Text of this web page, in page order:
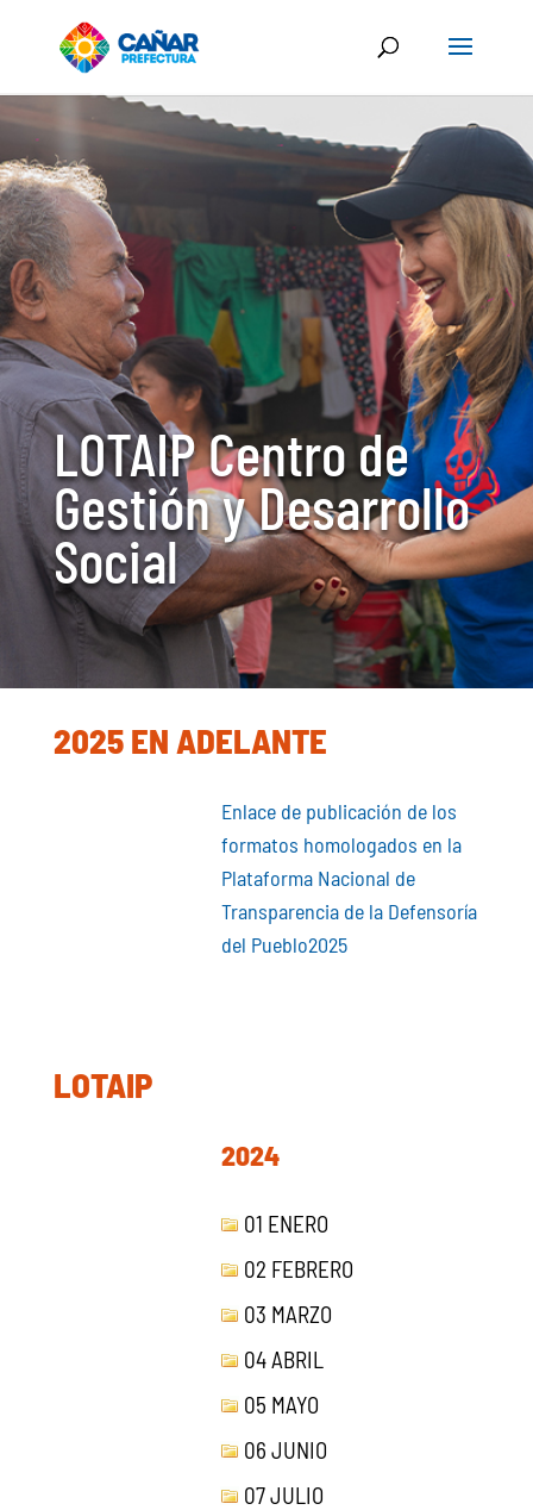
LOTAIP Centro de
Gestión y Desarrollo
Social
2025 EN ADELANTE
Enlace de publicación de los
formatos homologados en la
Plataforma Nacional de
Transparencia de la Defensoría
del Pueblo2025
LOTAIP
2024
01 ENERO
02 FEBRERO
03 MARZO
04 ABRIL
05 MAYO
06 JUNIO
07 JULIO